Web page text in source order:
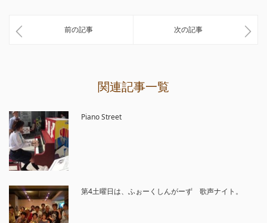
前の記事 次の記事
関連記事一覧
Piano Street
第4土曜日は、ふぉーくしんがーず 歌声ナイト。